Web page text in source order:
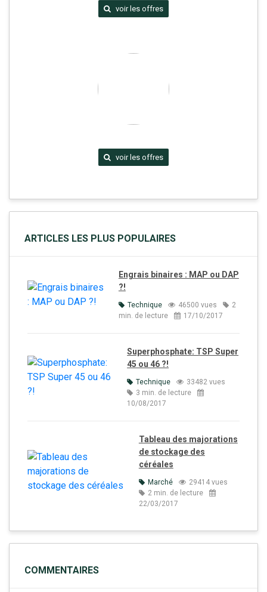
voir les offres
voir les offres
ARTICLES LES PLUS POPULAIRES
Engrais binaires : MAP ou DAP
?!
Technique 46500 vues
2
min. de lecture
17/10/2017
Superphosphate: TSP Super
45 ou 46 ?!
Technique
33482 vues
3 min. de lecture
10/08/2017
Tableau des majorations
de stockage des
céréales
Marché
29414 vues
2 min. de lecture
22/03/2017
COMMENTAIRES